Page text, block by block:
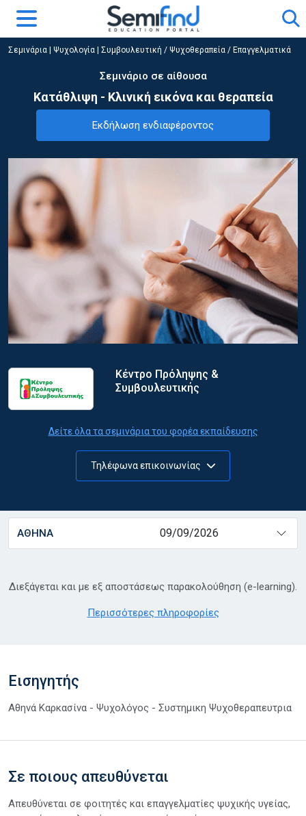
Σεμινάρια Ψυχολογία Συμβουλευτική / Ψυχοθεραπεία / Επαγγελματικά
Σεμινάριο σε αίθουσα
Κατάθλιψη - Κλινική εικόνα και θεραπεία
Εκδήλωση ενδιαφέροντος
Κέντρο Πρόληψης &
Συμβουλευτικής
Δείτε όλα τα σεμινάρια του φορέα εκπαίδευσης
Τηλέφωνα επικοινωνίας
ΑΘΗΝΑ 09/09/2026
Διεξάγεται και με εξ αποστάσεως παρακολούθηση (e-learning).
Περισσότερες πληροφορίες
Εισηγητής
Αθηνά Καρκασίνα - Ψυχολόγος - Συστημικη Ψυχοθεραπευτρια
Σε ποιους απευθύνεται
Απευθύνεται σε φοιτητές και επαγγελματίες ψυχικής υγείας,